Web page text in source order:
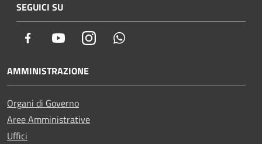
SEGUICI SU
Facebook YoutubeInstagram
AMMINISTRAZIONE
Organi di Governo
Aree Amministrative
Uffici